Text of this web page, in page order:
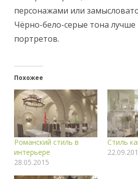
персонажами или
Чёрно-бело-серые тона лучше
портретов.
Похожее
Романский стиль в
интерьере
28.05.2015
Стиль